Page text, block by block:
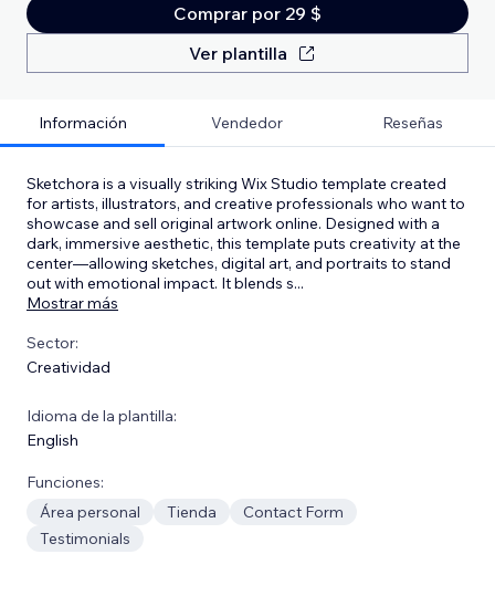
Comprar por 29 $
Ver plantilla
Información Vendedor Reseñas
Sketchora is a visually striking Wix Studio template created
for artists, illustrators, and creative professionals who want to
showcase and sell original artwork online. Designed with a
dark, immersive aesthetic, this template puts creativity at the
center—allowing sketches, digital art, and portraits to stand
out with emotional impact. It blends s...
Mostrar más
Sector:
Creatividad
Idioma de la plantilla:
English
Funciones:
Área personal
Tienda
Contact Form
Testimonials